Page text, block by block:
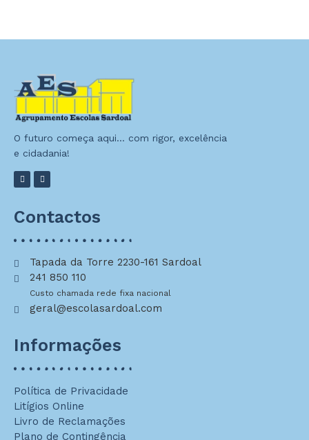
O futuro começa aqui… com rigor, excelência
e cidadania!
Contactos
Tapada da Torre 2230-161 Sardoal
241 850 110
Custo chamada rede fixa nacional
geral@escolasardoal.com
Informações
Política de Privacidade
Litígios Online
Livro de Reclamações
Plano de Contingência